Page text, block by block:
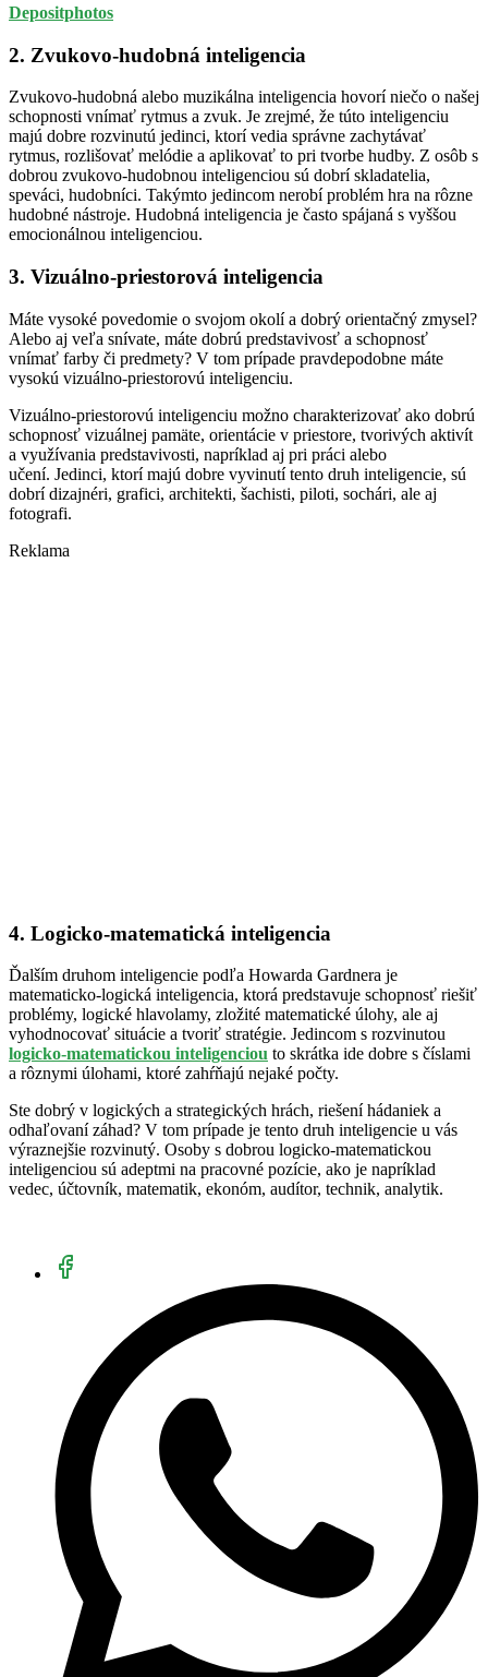
Depositphotos
2. Zvukovo-hudobná inteligencia
Zvukovo-hudobná alebo muzikálna inteligencia hovorí niečo o našej
schopnosti vnímať rytmus a zvuk. Je zrejmé, že túto inteligenciu
majú dobre rozvinutú jedinci, ktorí vedia správne zachytávať
rytmus, rozlišovať melódie a aplikovať to pri tvorbe hudby. Z osôb s
dobrou zvukovo-hudobnou inteligenciou sú dobrí skladatelia,
speváci, hudobníci. Takýmto jedincom nerobí problém hra na rôzne
hudobné nástroje. Hudobná inteligencia je často spájaná s vyššou
emocionálnou inteligenciou.
3. Vizuálno-priestorová inteligencia
Máte vysoké povedomie o svojom okolí a dobrý orientačný zmysel?
Alebo aj veľa snívate, máte dobrú predstavivosť a schopnosť
vnímať farby či predmety? V tom prípade pravdepodobne máte
vysokú vizuálno-priestorovú inteligenciu.
Vizuálno-priestorovú inteligenciu možno charakterizovať ako dobrú
schopnosť vizuálnej pamäte, orientácie v priestore, tvorivých aktivít
a využívania predstavivosti, napríklad aj pri práci alebo
učení. Jedinci, ktorí majú dobre vyvinutí tento druh inteligencie, sú
dobrí dizajnéri, grafici, architekti, šachisti, piloti, sochári, ale aj
fotografi.
Reklama
4. Logicko-matematická inteligencia
Ďalším druhom inteligencie podľa Howarda Gardnera je
matematicko-logická inteligencia, ktorá predstavuje schopnosť riešiť
problémy, logické hlavolamy, zložité matematické úlohy, ale aj
vyhodnocovať situácie a tvoriť stratégie. Jedincom s rozvinutou
logicko-matematickou inteligenciou to skrátka ide dobre s číslami
a rôznymi úlohami, ktoré zahŕňajú nejaké počty.
Ste dobrý v logických a strategických hrách, riešení hádaniek a
odhaľovaní záhad? V tom prípade je tento druh inteligencie u vás
výraznejšie rozvinutý. Osoby s dobrou logicko-matematickou
inteligenciou sú adeptmi na pracovné pozície, ako je napríklad
vedec, účtovník, matematik, ekonóm, audítor, technik, analytik.